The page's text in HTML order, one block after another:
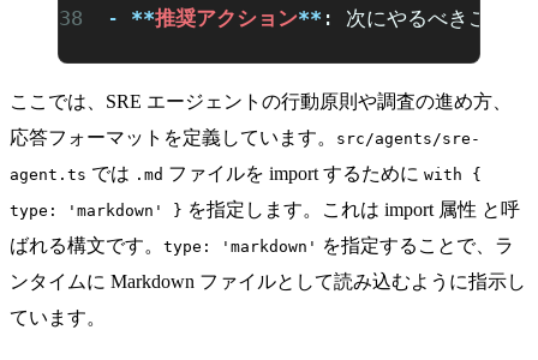
- **推奨アクション** : 次にやるべきこと（
ここでは、SRE エージェントの行動原則や調査の進め方、
応答フォーマットを定義しています。
src/agents/sre-
agent.ts では .md ファイルを import するために with {
type: 'markdown' } を指定します。これは import 属性 と呼
ばれる構文です。 type: 'markdown' を指定することで、ラ
ンタイムに Markdown ファイルとして読み込むように指示し
ています。